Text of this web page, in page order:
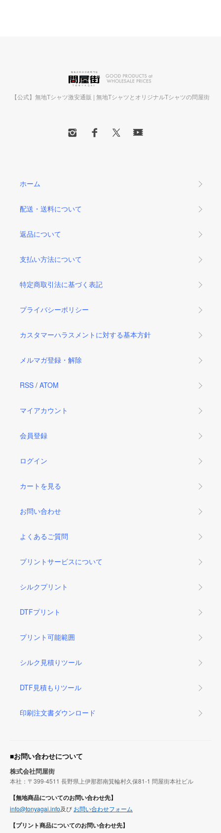
【公式】無地Tシャツ激安通販 | 無地TシャツとオリジナルTシャツの問屋街
ホーム
配送・送料について
返品について
支払い方法について
特定商取引法に基づく表記
プライバシーポリシー
カスタマーハラスメントに対する基本方針
メルマガ登録・解除
RSS / ATOM
マイアカウント
会員登録
ログイン
カートを見る
お問い合わせ
よくあるご質問
プリントサービスについて
シルクプリント
DTFプリント
プリント可能範囲
シルク見積りツール
DTF見積もりツール
印刷注文書ダウンロード
■お問い合わせについて
株式会社問屋街
本社：〒399-4511 長野県上伊那郡南箕輪村久保81-1 問屋街本社ビル
【無地商品についてのお問い合わせ先】
info@tonyagai.info及び お問い合わせフォーム
【プリント商品についてのお問い合わせ先】